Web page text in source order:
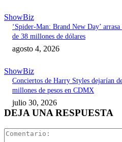
ShowBiz
‘Spider-Man: Brand New Day’
de 38 millones de dólares
agosto 4, 2026
ShowBiz
Conciertos de Harry Styles dejarían
millones de pesos en CDMX
julio 30, 2026
DEJA UNA RESPUESTA